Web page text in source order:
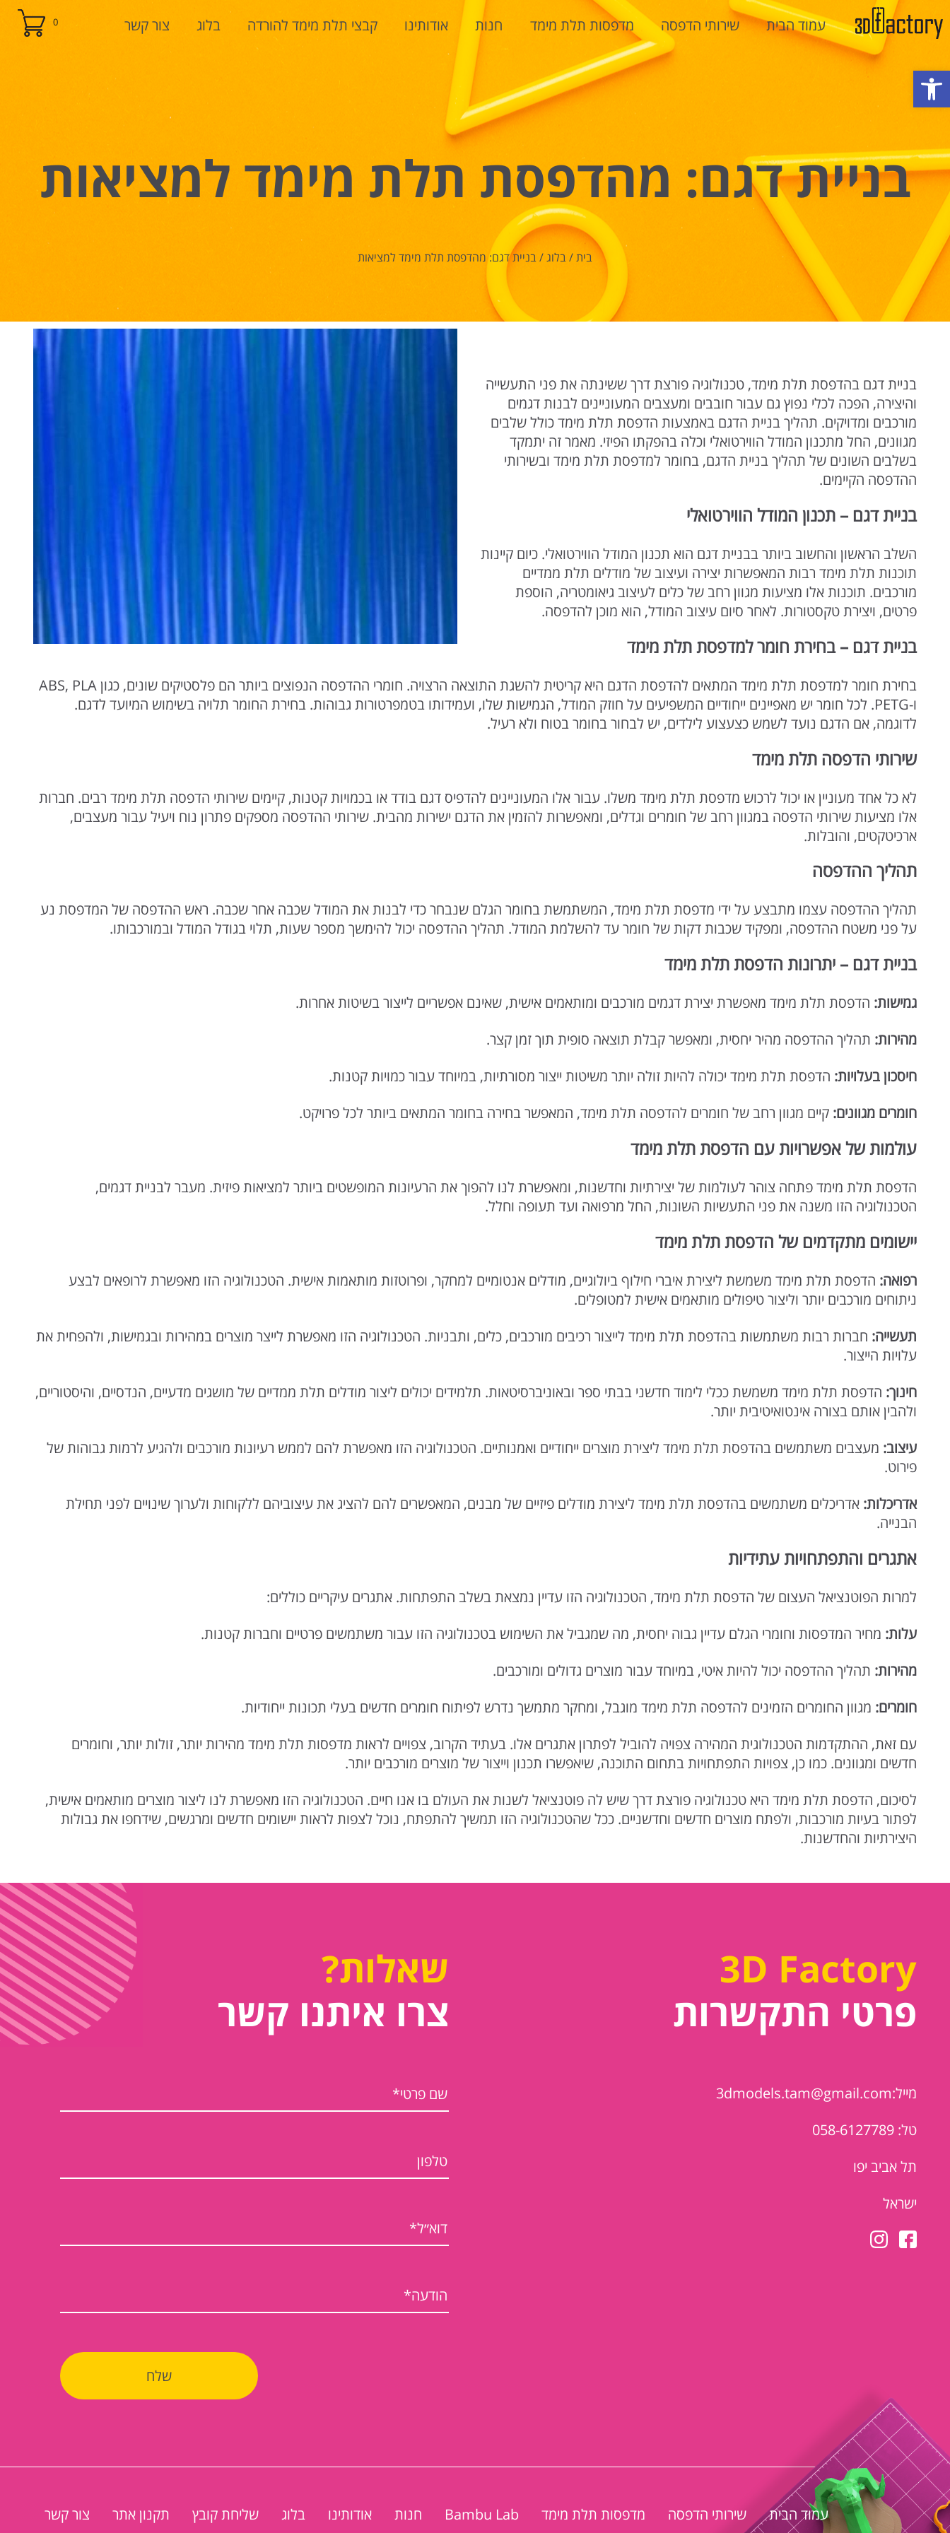
פתח סרגל נגישות
עמוד הבית שירותי הדפסה מדפסות תלת מימד חנות אודותינו קבצי תלת מימד להורדה בלוג צור קשר 0
בניית דגם: מהדפסת תלת מימד למציאות
בית/בלוג/בניית דגם: מהדפסת תלת מימד למציאות
בניית דגם בהדפסת תלת מימד, טכנולוגיה פורצת דרך ששינתה את פני התעשייה
והיצירה, הפכה לכלי נפוץ גם עבור חובבים ומעצבים המעוניינים לבנות דגמים
מורכבים ומדויקים. תהליך בניית הדגם באמצעות הדפסת תלת מימד כולל שלבים
מגוונים, החל מתכנון המודל הווירטואלי וכלה בהפקתו הפיזי. מאמר זה יתמקד
בשלבים השונים של תהליך בניית הדגם, בחומר למדפסת תלת מימד ובשירותי
ההדפסה הקיימים.
בניית דגם – תכנון המודל הווירטואלי
השלב הראשון והחשוב ביותר בבניית דגם הוא תכנון המודל הווירטואלי. כיום קיינות
תוכנות תלת מימד רבות המאפשרות יצירה ועיצוב של מודלים תלת ממדיים
מורכבים. תוכנות אלו מציעות מגוון רחב של כלים לעיצוב גיאומטריה, הוספת
פרטים, ויצירת טקסטורות. לאחר סיום עיצוב המודל, הוא מוכן להדפסה.
בניית דגם – בחירת חומר למדפסת תלת מימד
בחירת חומר למדפסת תלת מימד
המתאים להדפסת הדגם היא קריטית להשגת התוצאה הרצויה. חומרי ההדפסה הנפוצים ביותר הם פלסטיקים שונים, כגון ABS, PLA
ו-PETG. לכל חומר יש מאפיינים ייחודיים המשפיעים על חוזק המודל, הגמישות שלו, ועמידותו בטמפרטורות גבוהות. בחירת החומר תלויה בשימוש המיועד לדגם.
לדוגמה, אם הדגם נועד לשמש כצעצוע לילדים, יש לבחור בחומר בטוח ולא רעיל.
שירותי הדפסה תלת מימד
לא כל אחד מעוניין או יכול לרכוש מדפסת תלת מימד משלו. עבור אלו המעוניינים להדפיס דגם בודד או בכמויות קטנות, קיימים שירותי הדפסה תלת מימד רבים. חברות
אלו מציעות שירותי הדפסה במגוון רחב של חומרים וגדלים, ומאפשרות להזמין את הדגם ישירות מהבית. שירותי ההדפסה מספקים פתרון נוח ויעיל עבור מעצבים,
ארכיטקטים, והובלות.
תהליך ההדפסה
תהליך ההדפסה עצמו מתבצע על ידי מדפסת תלת מימד, המשתמשת בחומר הגלם שנבחר כדי לבנות את המודל שכבה אחר שכבה. ראש ההדפסה של המדפסת נע
על פני משטח ההדפסה, ומפקיד שכבות דקות של חומר עד להשלמת המודל. תהליך ההדפסה יכול להימשך מספר שעות, תלוי בגודל המודל ובמורכבותו.
בניית דגם – יתרונות הדפסת תלת מימד
גמישות: הדפסת תלת מימד מאפשרת יצירת דגמים מורכבים ומותאמים אישית, שאינם אפשריים לייצור בשיטות אחרות.
מהירות: תהליך ההדפסה מהיר יחסית, ומאפשר קבלת תוצאה סופית תוך זמן קצר.
חיסכון בעלויות: הדפסת תלת מימד יכולה להיות זולה יותר משיטות ייצור מסורתיות, במיוחד עבור כמויות קטנות.
חומרים מגוונים: קיים מגוון רחב של חומרים להדפסה תלת מימד, המאפשר בחירה בחומר המתאים ביותר לכל פרויקט.
עולמות של אפשרויות עם הדפסת תלת מימד
הדפסת תלת מימדפתחה צוהר לעולמות של יצירתיות וחדשנות, ומאפשרת לנו להפוך את הרעיונות המופשטים ביותר למציאות פיזית. מעבר לבניית דגמים,
הטכנולוגיה הזו משנה את פני התעשיות השונות, החל מרפואה ועד תעופה וחלל.
יישומים מתקדמים של הדפסת תלת מימד
רפואה: הדפסת תלת מימד משמשת ליצירת איברי חילוף ביולוגיים, מודלים אנטומיים למחקר, ופרוטזות מותאמות אישית. הטכנולוגיה הזו מאפשרת לרופאים לבצע
ניתוחים מורכבים יותר וליצור טיפולים מותאמים אישית למטופלים.
תעשייה: חברות רבות משתמשות בהדפסת תלת מימד לייצור רכיבים מורכבים, כלים, ותבניות. הטכנולוגיה הזו מאפשרת לייצר מוצרים במהירות ובגמישות, ולהפחית את
עלויות הייצור.
חינוך: הדפסת תלת מימד משמשת ככלי לימוד חדשני בבתי ספר ובאוניברסיטאות. תלמידים יכולים ליצור מודלים תלת ממדיים של מושגים מדעיים, הנדסיים, והיסטוריים,
ולהבין אותם בצורה אינטואיטיבית יותר.
עיצוב: מעצבים משתמשים בהדפסת תלת מימד ליצירת מוצרים ייחודיים ואמנותיים. הטכנולוגיה הזו מאפשרת להם לממש רעיונות מורכבים ולהגיע לרמות גבוהות של
פירוט.
אדריכלות: אדריכלים משתמשים בהדפסת תלת מימד ליצירת מודלים פיזיים של מבנים, המאפשרים להם להציג את עיצוביהם ללקוחות ולערוך שינויים לפני תחילת
הבנייה.
אתגרים והתפתחויות עתידיות
למרות הפוטנציאל העצום של הדפסת תלת מימד, הטכנולוגיה הזו עדיין נמצאת בשלב התפתחות. אתגרים עיקריים כוללים:
עלות: מחיר המדפסות וחומרי הגלם עדיין גבוה יחסית, מה שמגביל את השימוש בטכנולוגיה הזו עבור משתמשים פרטיים וחברות קטנות.
מהירות: תהליך ההדפסה יכול להיות איטי, במיוחד עבור מוצרים גדולים ומורכבים.
חומרים: מגוון החומרים הזמינים להדפסה תלת מימד מוגבל, ומחקר מתמשך נדרש לפיתוח חומרים חדשים בעלי תכונות ייחודיות.
עם זאת, ההתקדמות הטכנולוגית המהירה צפויה להוביל לפתרון אתגרים אלו. בעתיד הקרוב, צפויים לראות מדפסות תלת מימד מהירות יותר, זולות יותר, וחומרים
חדשים ומגוונים. כמו כן, צפויות התפתחויות בתחום התוכנה, שיאפשרו תכנון וייצור של מוצרים מורכבים יותר.
לסיכום, הדפסת תלת מימד היא טכנולוגיה פורצת דרך שיש לה פוטנציאל לשנות את העולם בו אנו חיים. הטכנולוגיה הזו מאפשרת לנו ליצור מוצרים מותאמים אישית,
לפתור בעיות מורכבות, ולפתח מוצרים חדשים וחדשניים. ככל שהטכנולוגיה הזו תמשיך להתפתח, נוכל לצפות לראות יישומים חדשים ומרגשים, שידחפו את גבולות
היצירתיות והחדשנות.
3D Factory
פרטי התקשרות
מייל:3dmodels.tam@gmail.com
טל: 058-6127789
תל אביב יפו
ישראל
שאלות?
צרו איתנו קשר
עמוד הבית שירותי הדפסה מדפסות תלת מימד Bambu Lab חנות אודותינו בלוג שליחת קובץ תקנון אתר צור קשר